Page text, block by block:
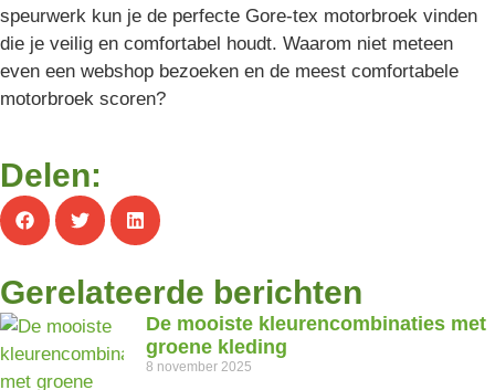
speurwerk kun je de perfecte Gore-tex motorbroek vinden
die je veilig en comfortabel houdt. Waarom niet meteen
even een webshop bezoeken en de meest comfortabele
motorbroek scoren?
Delen:
Gerelateerde berichten
De mooiste kleurencombinaties met
groene kleding
8 november 2025